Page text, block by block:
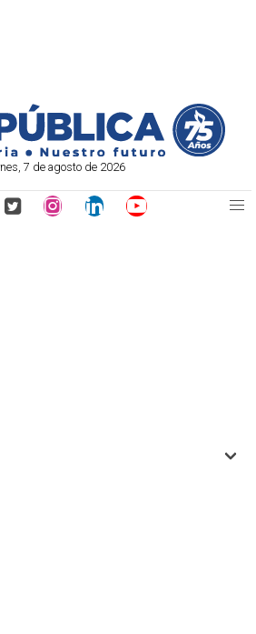
7 de agosto de 2026